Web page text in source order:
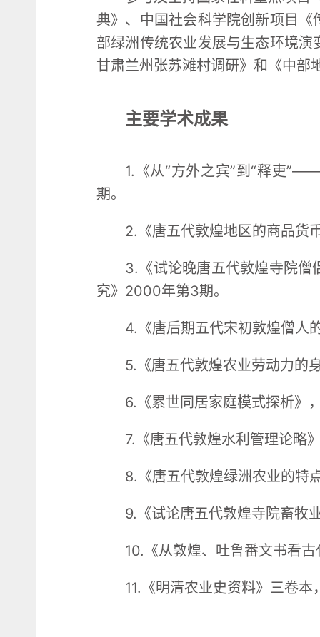
典》、中国社会科学院创新项目
部绿洲传统农业发展与生态环境
甘肃兰州张苏滩村调研》和《中
主要学术成果
1.《从“方外之宾”到“释吏
期。
2.《唐五代敦煌地区的商品货
3.《试论晚唐五代敦煌寺院僧
究》2000年第3期。
4.《唐后期五代宋初敦煌僧人
5.《唐五代敦煌农业劳动力的
6.《累世同居家庭模式探析》
7.《唐五代敦煌水利管理论略
8.《唐五代敦煌绿洲农业的特
9.《试论唐五代敦煌寺院畜牧
10.《从敦煌、吐鲁番文书看
11.《明清农业史资料》三卷